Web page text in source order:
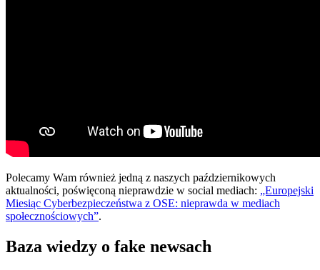
Polecamy Wam również jedną z naszych październikowych
aktualności, poświęconą nieprawdzie w social mediach: „Europejski
Miesiąc Cyberbezpieczeństwa z OSE: nieprawda w mediach
społecznościowych”.
Baza wiedzy o fake newsach